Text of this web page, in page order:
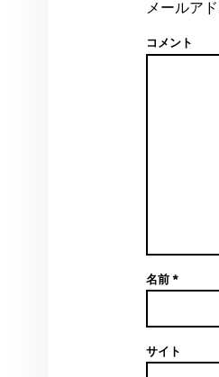
メールア
コメント
名前 *
サイト